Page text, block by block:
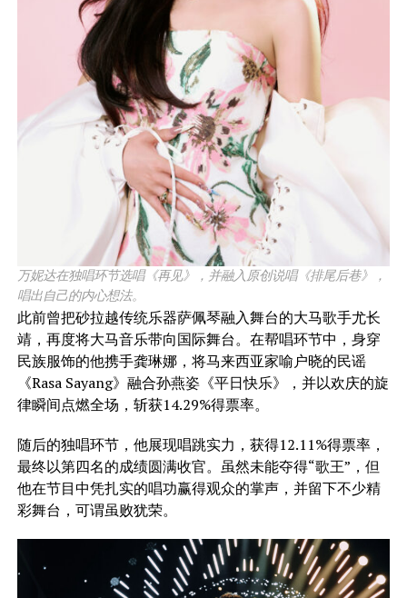
万妮达在独唱环节选唱《再见》，并融入原创说唱《排尾后巷》，
唱出自己的内心想法。
​此前曾把砂拉越传统乐器萨佩琴融入舞台的大马歌手尤长
靖，再度将大马音乐带向国际舞台。在帮唱环节中，身穿
民族服饰的他携手龚琳娜，将马来西亚家喻户晓的民谣
《Rasa Sayang》融合孙燕姿《平日快乐》，并以欢庆的旋
律瞬间点燃全场，斩获14.29%得票率。
随后的独唱环节，他展现唱跳实力，获得12.11%得票率，
最终以第四名的成绩圆满收官。虽然未能夺得“歌王”，但
他在节目中凭扎实的唱功赢得观众的掌声，并留下不少精
彩舞台，可谓虽败犹荣。